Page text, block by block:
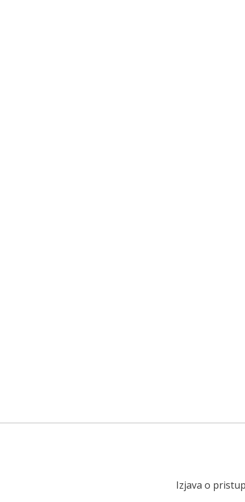
Izjava o